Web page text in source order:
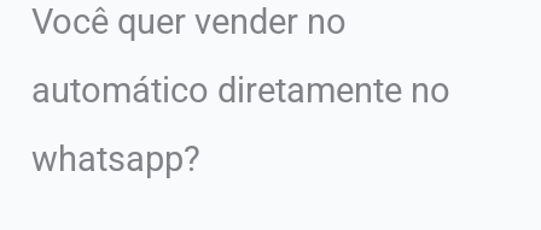
Você quer vender no
automático diretamente no
whatsapp?